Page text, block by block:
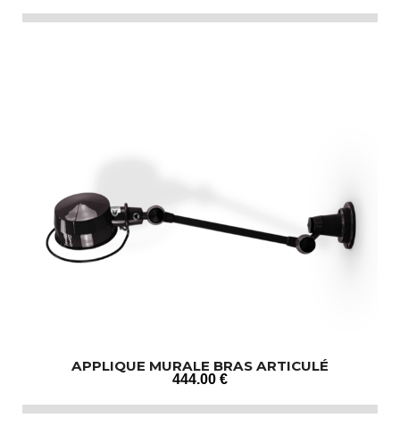
APPLIQUE MURALE BRAS ARTICULÉ
444.00 €